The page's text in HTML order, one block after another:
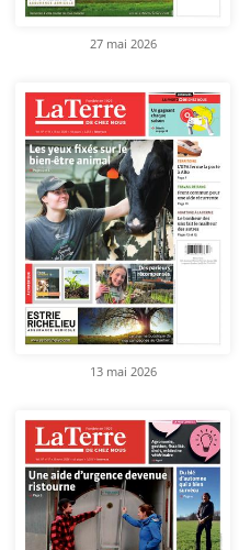
27 mai 2026
13 mai 2026